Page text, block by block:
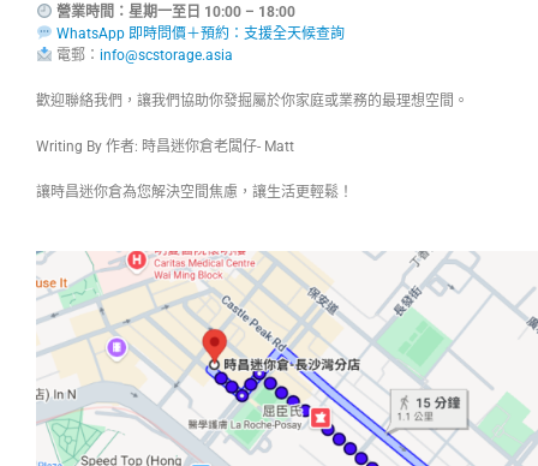
營業時間：星期一至日 10:00 – 18:00
WhatsApp 即時問價＋預約：支援全天候查詢
電郵： info@scstorage.asia
歡迎聯絡我們，讓我們協助你發掘屬於你家庭或業務的最理想空間。
Writing By 作者: 時昌迷你倉老闆仔- Matt
讓時昌迷你倉為您解決空間焦慮，讓生活更輕鬆！